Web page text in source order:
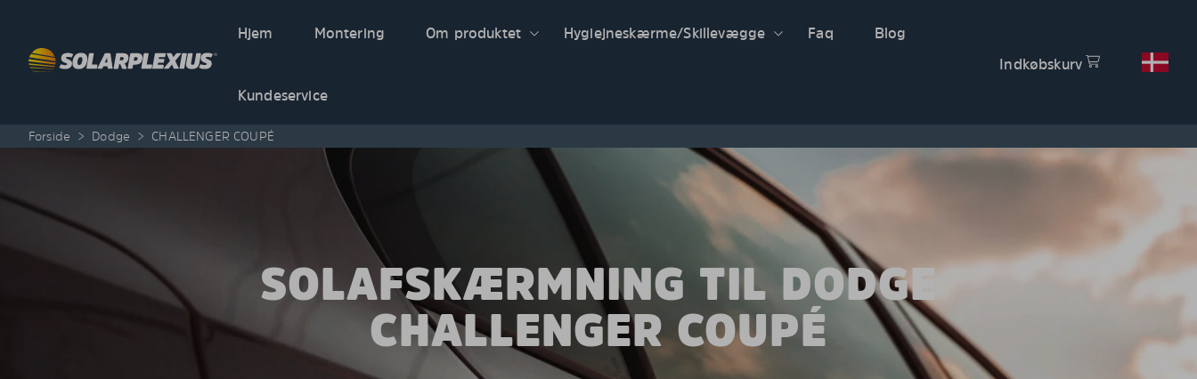
Hjem
Montering Om produktet Hygiejneskærme/Skillevægge Faq Blog
Kundeservice
Indkøbskurv
Forside > Dodge > CHALLENGER COUPÉ
SOLAFSKÆRMNING TIL DODGE
CHALLENGER COUPÉ